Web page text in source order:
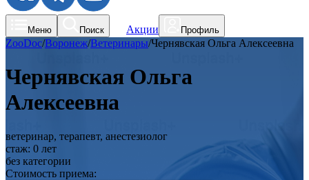
Меню Поиск Акции Профиль
ZooDoc/Воронеж/Ветеринары/Чернявская Ольга Алексеевна
Чернявская Ольга
Алексеевна
ветеринар, терапевт, анестезиолог
стаж: 0 лет
без категории
Стоимость приема: